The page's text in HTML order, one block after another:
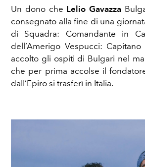
Un dono che Lelio Gavazza
consegnato alla fine di una
di Squadra: Comandante in
dell’Amerigo Vespucci:
accolto gli ospiti di Bulgari nel
che per prima accolse il
dall’Epiro si trasferì in Italia.